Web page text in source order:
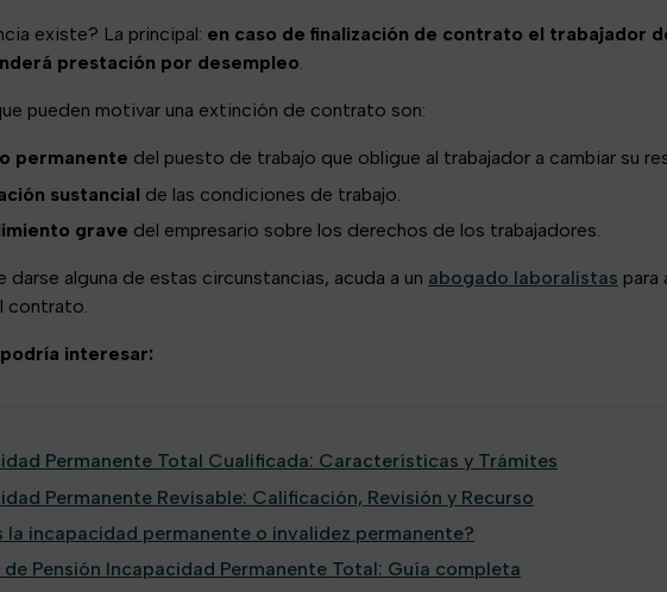
existe? La principal: en caso de finalización de contrato el trabajador
prestación por desempleo.
pueden motivar una extinción de contrato son:
permanente del puesto de trabajo que obligue al trabajador a cambiar su
sustancial de las condiciones de trabajo.
grave del empresario sobre los derechos de los trabajadores.
darse alguna de estas circunstancias, acuda a un abogado laboralistas para
contrato.
interesar:
Permanente Total Cualificada: Características y Trámites
Permanente Revisable: Calificación, Revisión y Recurso
la incapacidad permanente o invalidez permanente?
Pensión Incapacidad Permanente Total: Guía completa